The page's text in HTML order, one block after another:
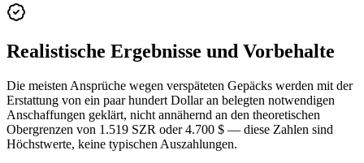
Realistische Ergebnisse und Vorbehalte
Die meisten Ansprüche wegen verspäteten Gepäcks werden mit der
Erstattung von ein paar hundert Dollar an belegten notwendigen
Anschaffungen geklärt, nicht annähernd an den theoretischen
Obergrenzen von 1.519 SZR oder 4.700 $ — diese Zahlen sind
Höchstwerte, keine typischen Auszahlungen.